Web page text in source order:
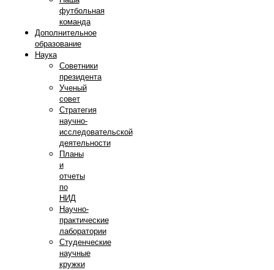
футбольная
команда
Дополнительное
образование
Наука
Советники
президента
Ученый
совет
Стратегия
научно-
исследовательской
деятельности
Планы
и
отчеты
по
НИД
Научно-
практические
лаборатории
Студенческие
научные
кружки